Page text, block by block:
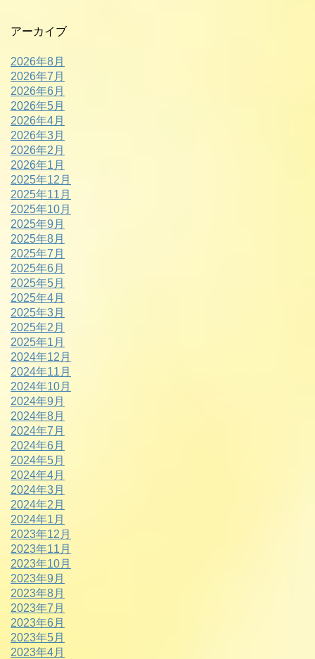
アーカイブ
2026年8月
2026年7月
2026年6月
2026年5月
2026年4月
2026年3月
2026年2月
2026年1月
2025年12月
2025年11月
2025年10月
2025年9月
2025年8月
2025年7月
2025年6月
2025年5月
2025年4月
2025年3月
2025年2月
2025年1月
2024年12月
2024年11月
2024年10月
2024年9月
2024年8月
2024年7月
2024年6月
2024年5月
2024年4月
2024年3月
2024年2月
2024年1月
2023年12月
2023年11月
2023年10月
2023年9月
2023年8月
2023年7月
2023年6月
2023年5月
2023年4月